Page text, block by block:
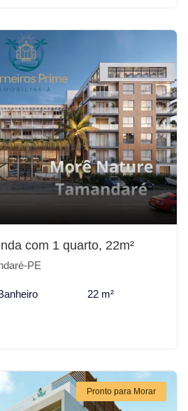
com 1 quarto, 22m²
PE
22 m²
Pronto para Morar